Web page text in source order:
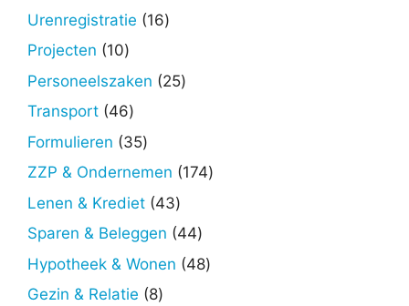
producten
Urenregistratie 1616
Projecten 1010
producten
Personeelszaken 2525
Transport 4646
producten
Formulieren 3535
producten
ZZP & Ondernemen 174174
Lenen & Krediet 4343
producten
Sparen & Beleggen 4444
producten
Hypotheek & Wonen 4848
Gezin & Relatie 88